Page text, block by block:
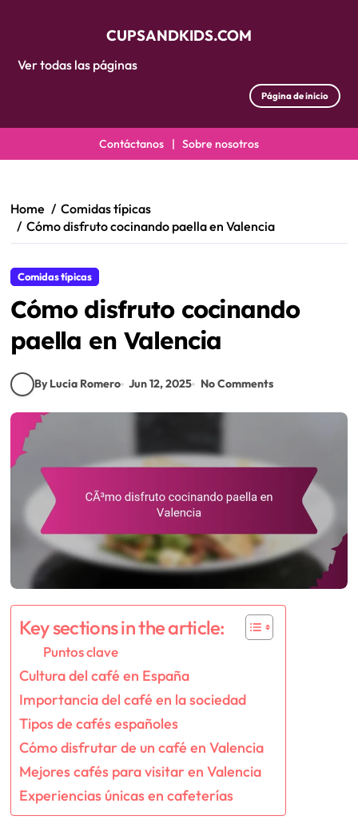
Ver todas las páginas
CUPSANDKIDS.COM
Página de inicio
Contáctanos | Sobre nosotros
content
Home
Comidas típicas
Cómo disfruto cocinando paella en Valencia
Comidas típicas
Cómo disfruto cocinando
paella en Valencia
By Lucia Romero Jun 12, 2025 No Comments
Key sections in the article:
Puntos clave
Cultura del café en España
Importancia del café en la sociedad
Tipos de cafés españoles
Cómo disfrutar de un café en Valencia
Mejores cafés para visitar en Valencia
Experiencias únicas en cafeterías